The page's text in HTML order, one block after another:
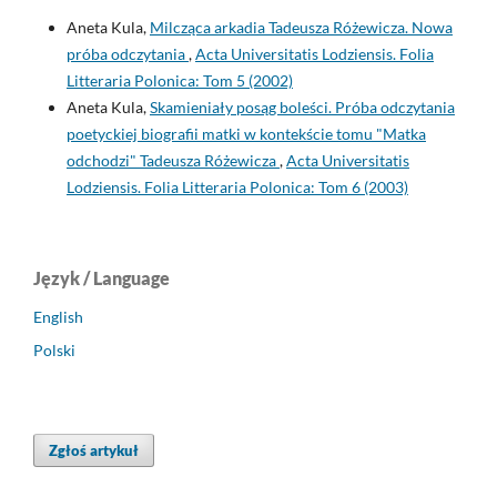
Aneta Kula, Milcząca arkadia Tadeusza Różewicza. Nowa
próba odczytania,Acta Universitatis Lodziensis. Folia
Litteraria Polonica: Tom 5 (2002)
Aneta Kula,Skamieniały posąg boleści. Próba odczytania
poetyckiej biografii matki w kontekście tomu "Matka
odchodzi" Tadeusza Różewicza,Acta Universitatis
Lodziensis. Folia Litteraria Polonica: Tom 6 (2003)
Język / Language
English
Polski
Zgłoś artykuł